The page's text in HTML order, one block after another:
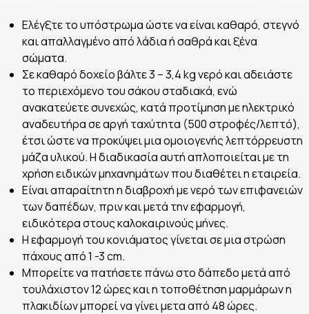
Ελέγξτε το υπόστρωμα ώστε να είναι καθαρό, στεγνό
και απαλλαγμένο από λάδια ή σαθρά και ξένα
σώματα.
Σε καθαρό δοχείο βάλτε 3 – 3,4 kg νερό και αδειάστε
το περιεχόμενο του σάκου σταδιακά, ενώ
ανακατεύετε συνεχώς, κατά προτίμηση με ηλεκτρικό
αναδευτήρα σε αργή ταχύτητα (500 στροφές/λεπτό),
έτσι ώστε να προκύψει μια ομοιογενής λεπτόρρευστη
μάζα υλικού. Η διαδικασία αυτή απλοποιείται με τη
χρήση ειδικών μηχανημάτων που διαθέτει η εταιρεία.
Είναι απαραίτητη η διαβροχή με νερό των επιφανειών
των δαπέδων, πριν και μετά την εφαρμογή,
ειδικότερα στους καλοκαιρινούς μήνες.
Η εφαρμογή του κονιάματος γίνεται σε μια στρώση
πάχους από 1 -3 cm.
Μπορείτε να πατήσετε πάνω στο δάπεδο μετά από
τουλάχιστον 12 ώρες και η τοποθέτηση μαρμάρων η
πλακιδίων μπορεί να γίνει μετα από 48 ώρες.